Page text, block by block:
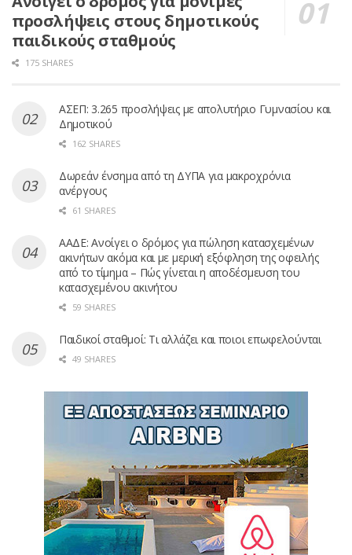
προσλήψεις στους δημοτικούς
παιδικούς σταθμούς
175 SHARES
ΑΣΕΠ: 3.265 προσλήψεις με απολυτήριο Γυμνασίου και
Δημοτικού
162 SHARES
Δωρεάν ένσημα από τη ΔΥΠΑ για μακροχρόνια
ανέργους
61 SHARES
ΑΑΔΕ: Ανοίγει ο δρόμος για πώληση κατασχεμένων
ακινήτων ακόμα και με μερική εξόφληση της οφειλής
από το τίμημα – Πώς γίνεται η αποδέσμευση του
κατασχεμένου ακινήτου
59 SHARES
Παιδικοί σταθμοί: Τι αλλάζει και ποιοι επωφελούνται
49 SHARES